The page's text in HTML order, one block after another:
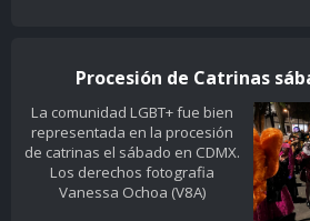
Procesión de Catrinas
La comunidad LGBT+ fue bien
representada en la procesión
de catrinas el sábado en CDMX.
Los derechos fotografia
Vanessa Ochoa (V8A)